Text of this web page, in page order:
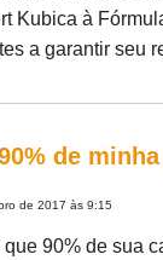
Kubica à
a garantir seu
de
de 2017 às 9:15
90% de sua